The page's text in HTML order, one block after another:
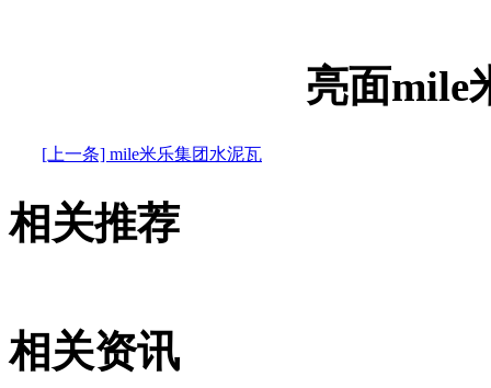
亮面mile
[上一条] mile米乐集团水泥瓦
相关推荐
相关资讯